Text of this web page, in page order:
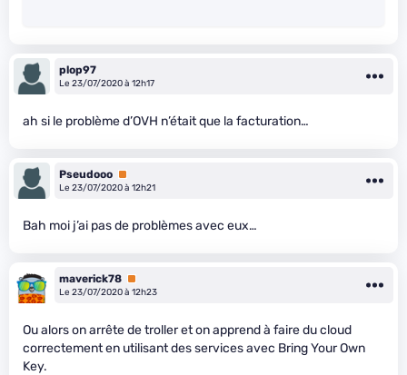
plop97
Le 23/07/2020 à 12h17
ah si le problème d’OVH n’était que la facturation…
Pseudooo Premium
Le 23/07/2020 à 12h21
Bah moi j’ai pas de problèmes avec eux…
maverick78 Premium
Le 23/07/2020 à 12h23
Ou alors on arrête de troller et on apprend à faire du cloud
correctement en utilisant des services avec Bring Your Own
Key.